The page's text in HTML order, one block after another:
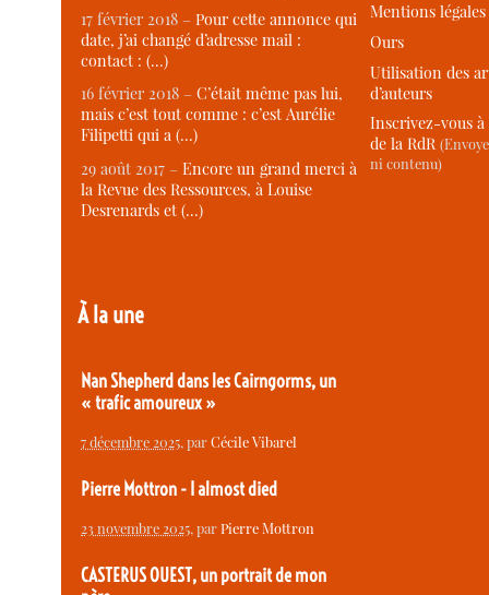
17 février 2018 –Pour cette annonce qui
date, j’ai changé d’adresse mail :
contact : (…)
16 février 2018 –C’était même pas lui,
mais c’est tout comme : c’est Aurélie
Filipetti qui a (…)
29 août 2017 –Encore un grand merci à
la Revue des Ressources, à Louise
Desrenards et (…)
À la une
Nan Shepherd dans les Cairngorms, un
« trafic amoureux »
7 décembre 2025, parCécile Vibarel
Pierre Mottron - I almost died
23 novembre 2025, parPierre Mottron
CASTERUS OUEST, un portrait de mon
Mentions légales
Ours
Utilisation des
d’auteurs
Inscrivez-vous
de la RdR
ni contenu)